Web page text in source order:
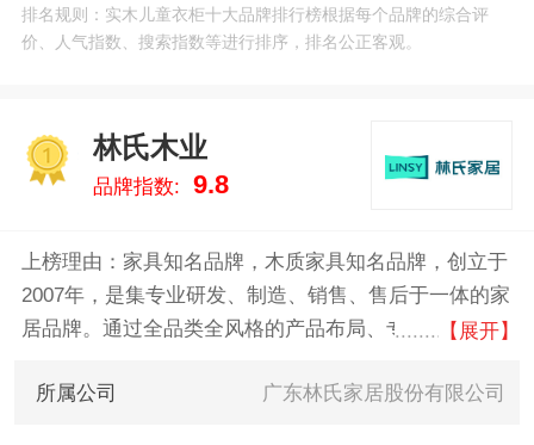
据告诉您实木儿童衣柜什么牌子好，供您参考。
排名规则：实木儿童衣柜十大品牌排行榜根据每个品牌的综合评
价、人气指数、搜索指数等进行排序，排名公正客观。
1
林氏木业
品牌指数: 9.8
上榜理由：家具知名品牌，木质家具知名品牌，创立于
2007年，是集专业研发、制造、销售、售后于一体的家
居品牌。通过全品类全风格的产品布局、专业贴心的家
【展开】
所属公司 广东林氏家居股份有限公司